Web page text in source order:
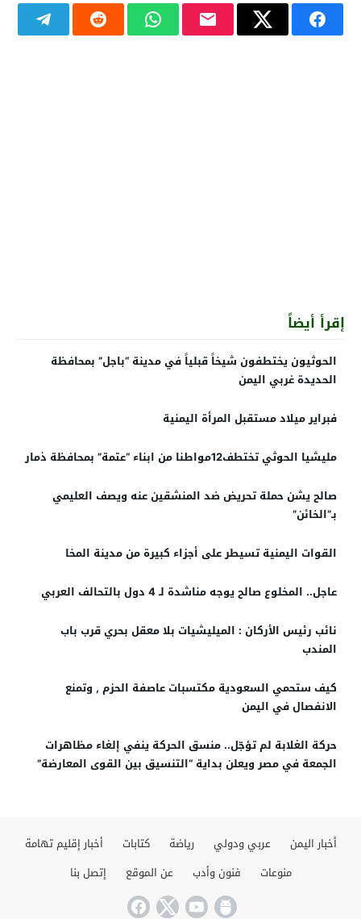
إقرأ أيضاً
الحوثيون يختطفون شيخاً قبلياً في مدينة “باجل” بمحافظة
الحديدة غربي اليمن
فبراير ميلاد مستقبل المرأة اليمنية
مليشيا الحوثي تختطف12مواطنا من ابناء “عتمة” بمحافظة ذمار
صالح يشن حملة تحريض ضد المنشقين عنه ويصف العليمي
بـ”الخائن”
القوات اليمنية تسيطر على أجزاء كبيرة من مدينة المخا
عاجل.. المخلوع صالح يوجه مناشدة لـ 4 دول بالتحالف العربي
نائب رئيس الأركان : الميليشيات بلا معقل بحري قرب باب
المندب
كيف ستحمي السعودية مكتسبات عاصفة الحزم , وتمنع
الانفصال في اليمن
حركة الغلابة لم تؤجّل.. منسق الحركة ينفي إلغاء مظاهرات
الجمعة في مصر ويعلن بداية “التنسيق بين القوى المعارضة”
أخبار اليمن عربي ودولي رياضة كتابات
أخبار إقليم تهامة
منوعات
فنون وأدب عن الموقع إتصل بنا